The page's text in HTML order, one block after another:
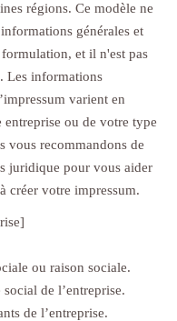
régions. Ce modèle ne
générales et
et il n'est pas
Les informations
varient en
ou de votre type
vous recommandons de
juridique pour vous aider
créer votre impressum.
ou raison sociale.
de l’entreprise.
de l’entreprise.